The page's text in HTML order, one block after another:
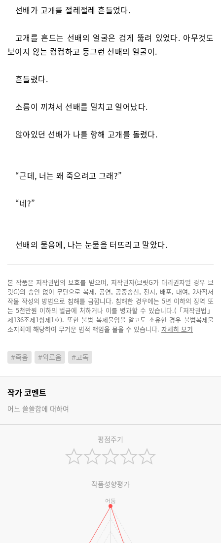
선배가 고개를 절레절레 흔들었다.
고개를 흔드는 선배의 얼굴은 검게 뚫려 있었다. 아무것도
보이지 않는 컴컴하고 둥그런 선배의 얼굴이.
흔들렸다.
소름이 끼쳐서 선배를 밀치고 일어났다.
앉아있던 선배가 나를 향해 고개를 돌렸다.
“근데, 너는 왜 죽으려고 그래?”
“네?”
선배의 물음에, 나는 눈물을 터뜨리고 말았다.
본 작품은 저작권법의 보호를 받으며, 저작권자(브릿G가 대리권자일 경우 브
릿G)의 승인 없이 무단으로 복제, 공연, 공중송신, 전시, 배포, 대여, 2차적저
작물 작성의 방법으로 침해를 금합니다. 침해한 경우에는 5년 이하의 징역 또
는 5천만원 이하의 벌금에 처하거나 이를 병과할 수 있습니다.(「저작권법」
제136조제1항제1호). 또한 불법 복제물임을 알고도 소유한 경우 불법복제물
소지죄에 해당하여 무거운 법적 책임을 물을 수 있습니다. 자세히 보기
#죽음 #외로움 #고독
작가 코멘트
어느 쓸쓸함에 대하여
평점주기
작품성향평가
어둠